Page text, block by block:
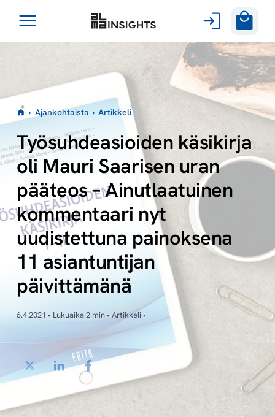
Avaa
› Ajankohtaista › Artikkeli
Työsuhdeasioiden käsikirja
oli Mauri Saarisen uran
pääteos – Ainutlaatuinen
kommentaari nyt
uudistettuna painoksena
11 asiantuntijan
päivittämänä
6.4.2021 • Lukuaika 2 min • Artikkeli •
TwitterLinkedInFacebook